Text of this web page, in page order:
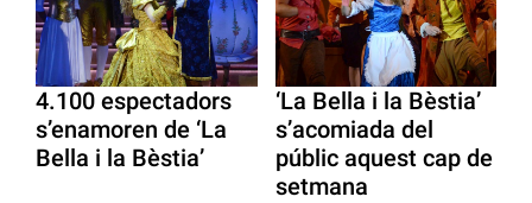
4.100 espectadors
s’enamoren de ‘La
Bella i la Bèstia’
‘La Bella i la Bèstia’
s’acomiada del
públic aquest cap de
setmana